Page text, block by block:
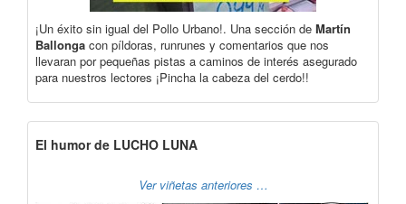
¡Un éxito sin igual del Pollo Urbano!. Una sección de Martín
Ballonga con píldoras, runrunes y comentarios que nos
llevaran por pequeñas pistas a caminos de interés asegurado
para nuestros lectores ¡Pincha la cabeza del cerdo!!
El humor de LUCHO LUNA
Ver viñetas anteriores …